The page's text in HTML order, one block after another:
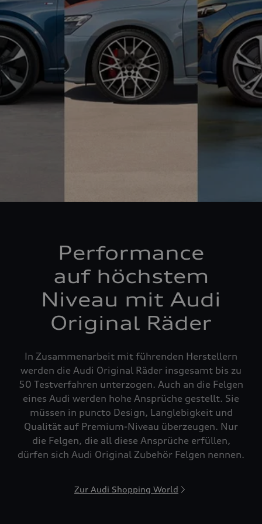
Performance
auf höchstem
Niveau mit Audi
Original Räder
In Zusammenarbeit mit führenden Herstellern
werden die Audi Original Räder insgesamt bis zu
50 Testverfahren unterzogen. Auch an die Felgen
eines Audi werden hohe Ansprüche gestellt. Sie
müssen in puncto Design, Langlebigkeit und
Qualität auf Premium-Niveau überzeugen. Nur
die Felgen, die all diese Ansprüche erfüllen,
dürfen sich Audi Original Zubehör Felgen nennen.
Zur Audi Shopping World